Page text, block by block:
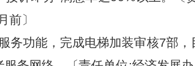
前〕
务功能，完成电梯加装审核7部